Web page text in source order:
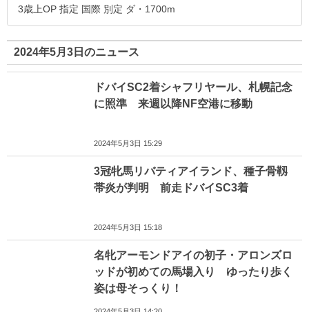
3歳上OP 指定 国際 別定 ダ・1700m
2024年5月3日のニュース
ドバイSC2着シャフリヤール、札幌記念
に照準 来週以降NF空港に移動
2024年5月3日 15:29
3冠牝馬リバティアイランド、種子骨靱
帯炎が判明 前走ドバイSC3着
2024年5月3日 15:18
名牝アーモンドアイの初子・アロンズロ
ッドが初めての馬場入り ゆったり歩く
姿は母そっくり！